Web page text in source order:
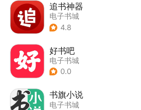
追书神器
电子书城
4.8
好书吧
电子书城
0.0
书旗小说
电子书城